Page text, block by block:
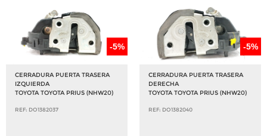
-5%
CERRADURA PUERTA TRASERA
IZQUIERDA
TOYOTA TOYOTA PRIUS (NHW20)
REF: DO1382037
-5%
CERRADURA PUERTA TRASERA
DERECHA
TOYOTA TOYOTA PRIUS (NHW20)
REF: DO1382040